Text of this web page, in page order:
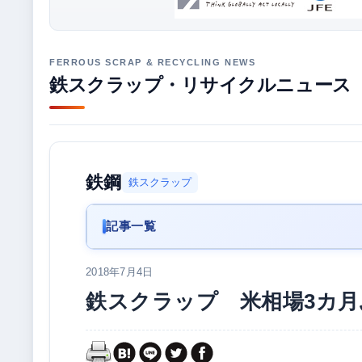
鉄スクラップ・リサイクルニュース
鉄鋼 鉄スクラップ
記事一覧
2018年7月4日
鉄スクラップ 米相場3カ月